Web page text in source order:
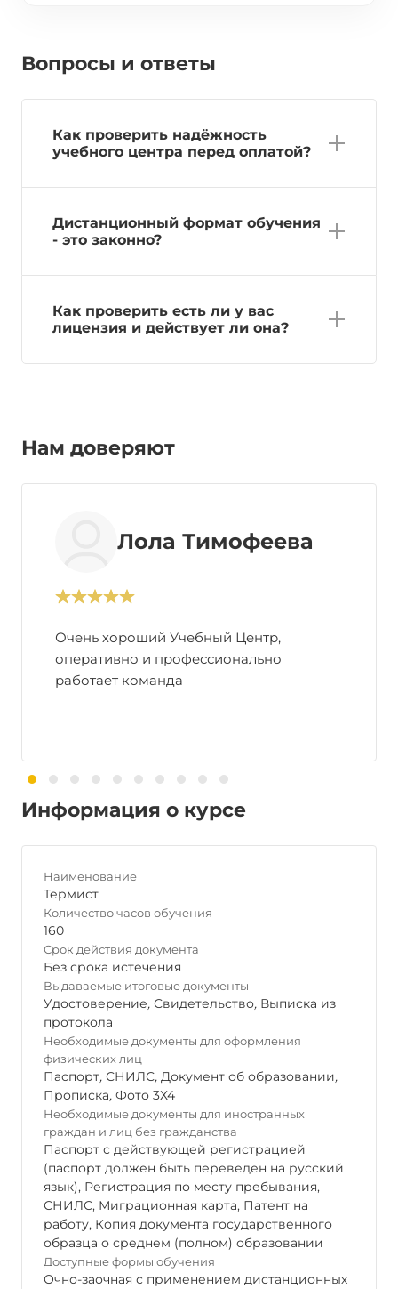
Вопросы и ответы
Как проверить надёжность
учебного центра перед оплатой?
Дистанционный формат обучения
- это законно?
Как проверить есть ли у вас
лицензия и действует ли она?
Нам доверяют
Лола Тимофеева
Очень хороший Учебный Центр,
оперативно и профессионально
работает команда
Информация о курсе
Наименование
Термист
Количество часов обучения
160
Срок действия документа
Без срока истечения
Выдаваемые итоговые документы
Удостоверение, Свидетельство, Выписка из
протокола
Необходимые документы для оформления
физических лиц
Паспорт, СНИЛС, Документ об образовании,
Прописка, Фото 3Х4
Необходимые документы для иностранных
граждан и лиц без гражданства
Паспорт с действующей регистрацией
(паспорт должен быть переведен на русский
язык), Регистрация по месту пребывания,
СНИЛС, Миграционная карта, Патент на
работу, Копия документа государственного
образца о среднем (полном) образовании
Доступные формы обучения
Очно-заочная с применением дистанционных